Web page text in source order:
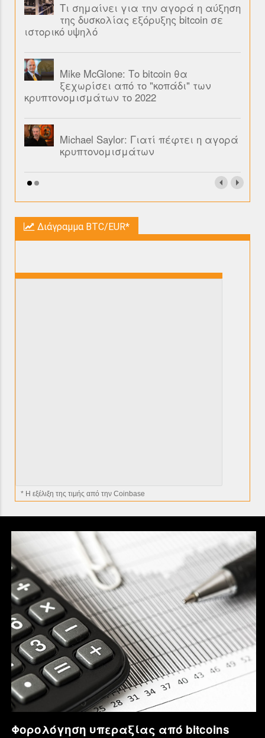
Τι σημαίνει για την αγορά η αύξηση
της δυσκολίας εξόρυξης bitcoin σε
ιστορικό υψηλό
Mike McGlone: Το bitcoin θα
ξεχωρίσει από το "κοπάδι" των
κρυπτονομισμάτων το 2022
Michael Saylor: Γιατί πέφτει η αγορά
κρυπτονομισμάτων
Διάγραμμα BTC/EUR*
* H εξέλιξη της τιμής από την Coinbase
Φορολόγηση υπεραξίας από bitcoins